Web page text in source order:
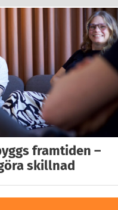
framtiden –
skillnad